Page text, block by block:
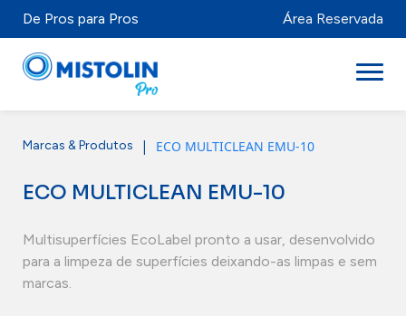
De Pros para Pros Área Reservada
Setores
Marcas & Produtos
Mistolabs
Sobre Nós
Marcas & Produtos | ECO MULTICLEAN EMU-10
ECO MULTICLEAN EMU-10
Multisuperfícies EcoLabel pronto a usar, desenvolvido
para a limpeza de superfícies deixando-as limpas e sem
marcas.